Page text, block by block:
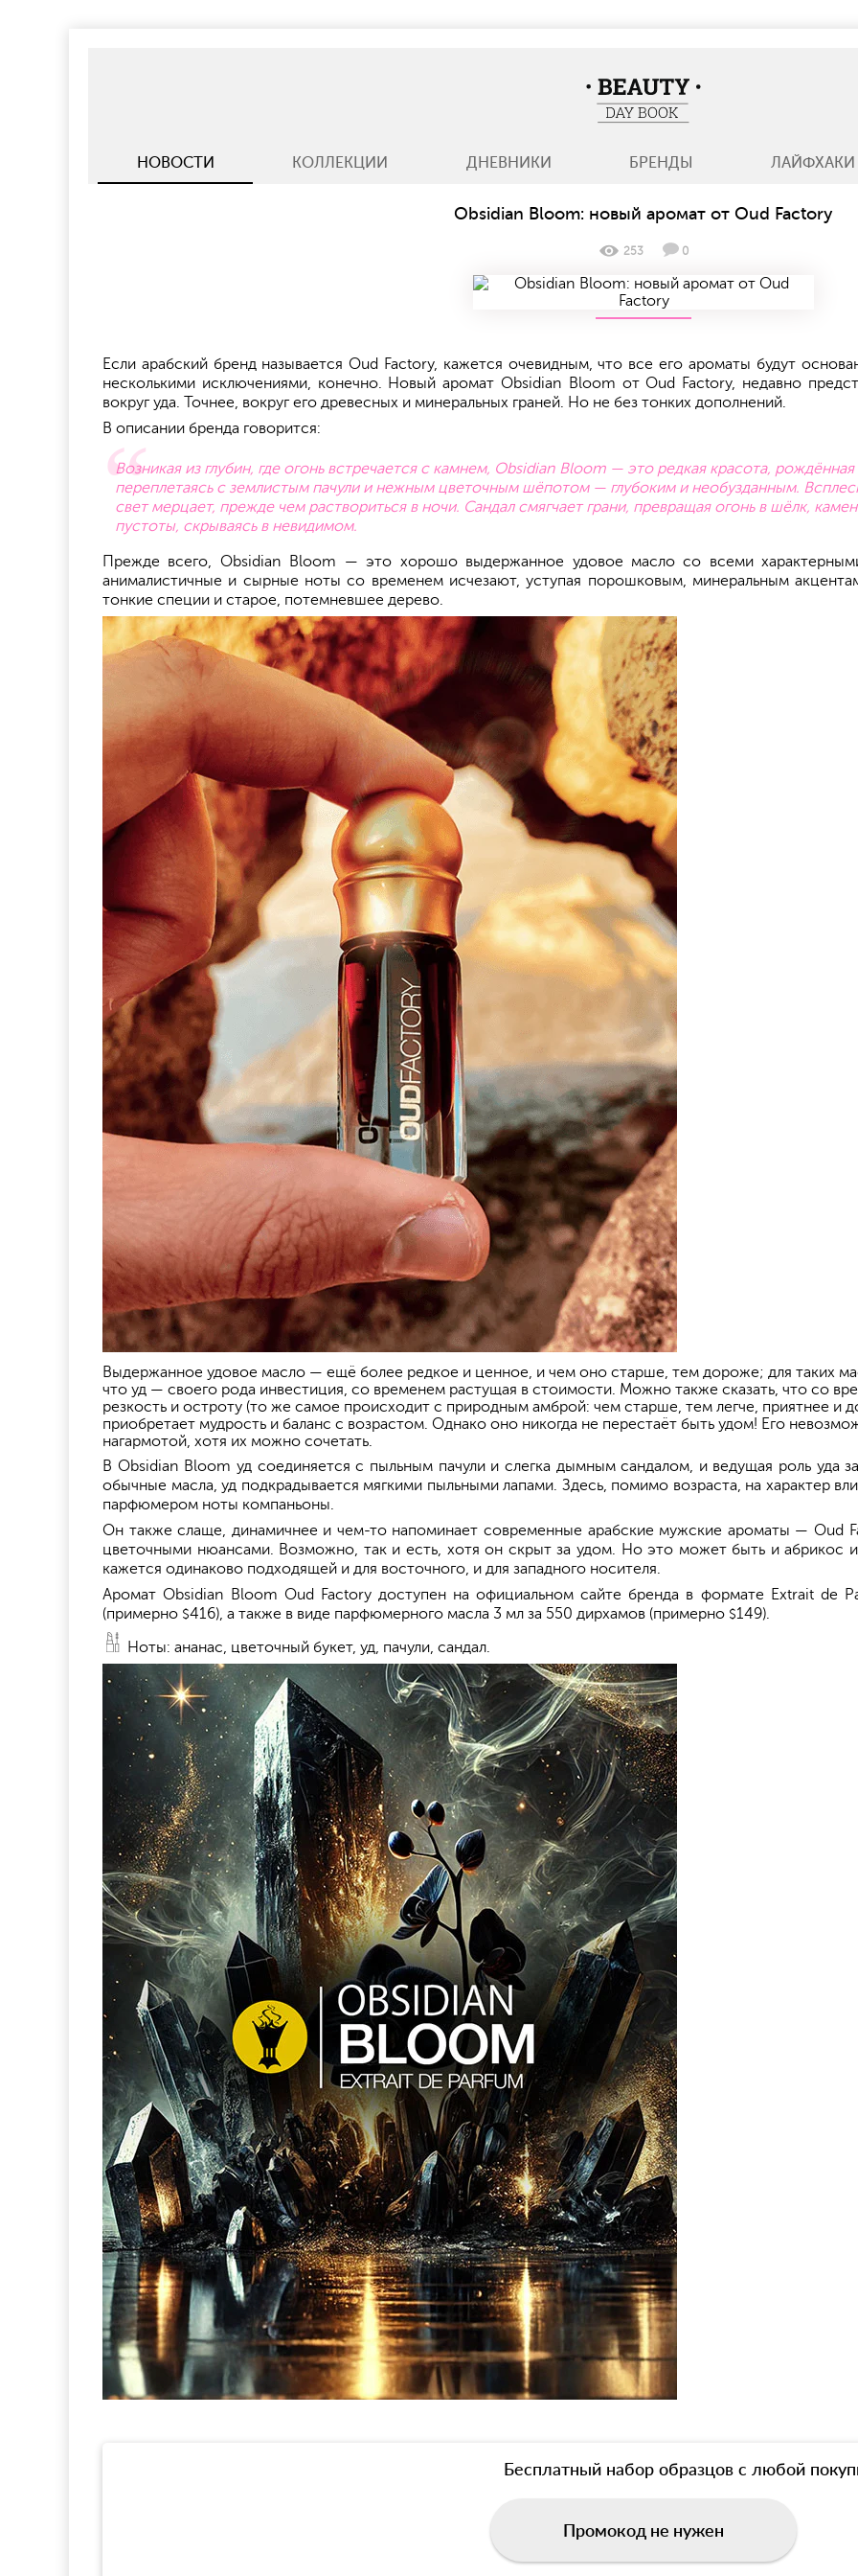
НОВОСТИ КОЛЛЕКЦИИ ДНЕВНИКИ БРЕНДЫ ЛАЙФХАКИ
BeautyDayBook
Obsidian Bloom: новый аромат от Oud Factory
253 0
Если арабский бренд называется Oud Factory, кажется очевидным, что все его ароматы будут
несколькими исключениями, конечно. Новый аромат Obsidian Bloom от Oud Factory, недавно
вокруг уда. Точнее, вокруг его древесных и минеральных граней. Но не без тонких дополнений.
В описании бренда говорится:
Возникая из глубин, где огонь встречается с камнем, Obsidian Bloom — это редкая красота,
переплетаясь с землистым пачули и нежным цветочным шёпотом — глубоким и необузданным.
свет мерцает, прежде чем раствориться в ночи. Сандал смягчает грани, превращая огонь в шёлк,
пустоты, скрываясь в невидимом.
Прежде всего, Obsidian Bloom — это хорошо выдержанное удовое масло со всеми
анималистичные и сырные ноты со временем исчезают, уступая порошковым, минеральным
тонкие специи и старое, потемневшее дерево.
Выдержанное удовое масло — ещё более редкое и ценное, и чем оно старше, тем дороже; для таких
что уд — своего рода инвестиция, со временем растущая в стоимости. Можно также сказать, что со
резкость и остроту (то же самое происходит с природным амброй: чем старше, тем легче, приятнее и
приобретает мудрость и баланс с возрастом. Однако оно никогда не перестаёт быть удом! Его
нагармотой, хотя их можно сочетать.
В Obsidian Bloom уд соединяется с пыльным пачули и слегка дымным сандалом, и ведущая роль уда
обычные масла, уд подкрадывается мягкими пыльными лапами. Здесь, помимо возраста, на характер
парфюмером ноты компаньоны.
Он также слаще, динамичнее и чем-то напоминает современные арабские мужские ароматы — Oud
цветочными нюансами. Возможно, так и есть, хотя он скрыт за удом. Но это может быть и абрикос
кажется одинаково подходящей и для восточного, и для западного носителя.
Аромат Obsidian Bloom Oud Factory доступен на официальном сайте бренда в формате Extrait de
(примерно $416), а также в виде парфюмерного масла 3 мл за 550 дирхамов (примерно $149).
Ноты: ананас, цветочный букет, уд, пачули, сандал.
Бесплатный набор образцов с любой
Промокод не нужен